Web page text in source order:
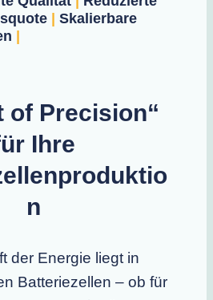
| Skalierbare
|
of Precision“
Ihre
n
der Energie liegt in
Batteriezellen – ob für